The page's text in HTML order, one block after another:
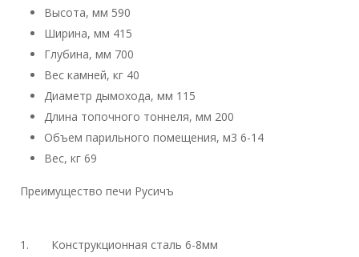
Высота, мм 590
Ширина, мм 415
Глубина, мм 700
Вес камней, кг 40
Диаметр дымохода, мм 115
Длина топочного тоннеля, мм 200
Объем парильного помещения, м3 6-14
Вес, кг 69
Преимущество печи Русичъ
1. Конструкционная сталь 6-8мм